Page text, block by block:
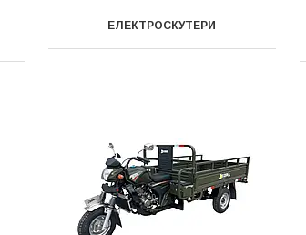
ЕЛЕКТРОСКУТЕРИ